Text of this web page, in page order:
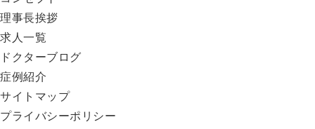
理事長挨拶
求人一覧
ドクターブログ
症例紹介
サイトマップ
プライバシーポリシー